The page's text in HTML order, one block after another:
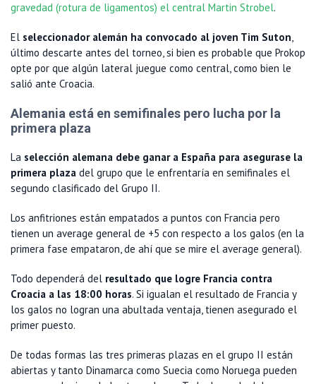
gravedad (rotura de ligamentos) el central Martin Strobel.
El seleccionador alemán ha convocado al joven Tim Suton,
último descarte antes del torneo, si bien es probable que Prokop
opte por que algún lateral juegue como central, como bien le
salió ante Croacia.
Alemania está en semifinales pero lucha por la
primera plaza
La selección alemana debe ganar a España para asegurase la
primera plaza del grupo que le enfrentaría en semifinales el
segundo clasificado del Grupo II.
Los anfitriones están empatados a puntos con Francia pero
tienen un average general de +5 con respecto a los galos (en la
primera fase empataron, de ahí que se mire el average general).
Todo dependerá del resultado que logre Francia contra
Croacia a las 18:00 horas. Si igualan el resultado de Francia y
los galos no logran una abultada ventaja, tienen asegurado el
primer puesto.
De todas formas las tres primeras plazas en el grupo II están
abiertas y tanto Dinamarca como Suecia como Noruega pueden